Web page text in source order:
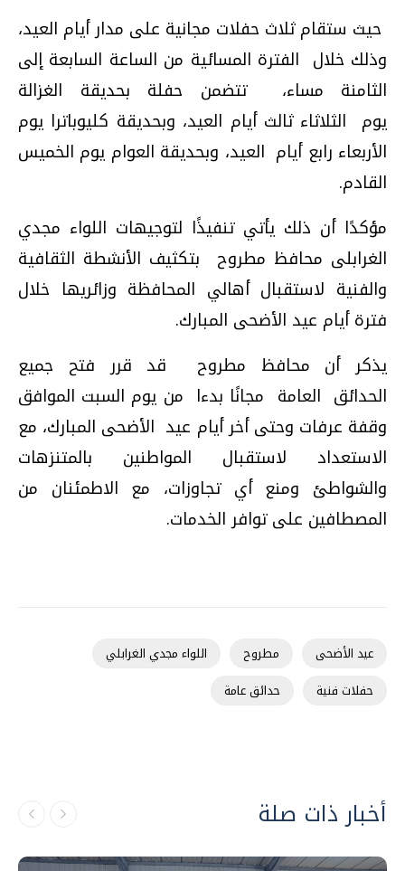
حيث ستقام ثلاث حفلات مجانية على مدار أيام العيد،
وذلك خلال الفترة المسائية من الساعة السابعة إلى
الثامنة مساء، تتضمن حفلة بحديقة الغزالة
يوم الثلاثاء ثالث أيام العيد، وبحديقة كليوباترا يوم
الأربعاء رابع أيام العيد، وبحديقة العوام يوم الخميس
القادم.
مؤكدًا أن ذلك يأتي تنفيذًا لتوجيهات اللواء مجدي
الغرابلى محافظ مطروح بتكثيف الأنشطة الثقافية
والفنية لاستقبال أهالي المحافظة وزائريها خلال
فترة أيام عيد الأضحى المبارك.
يذكر أن محافظ مطروح قد قرر فتح جميع
الحدائق العامة مجانًا بدءا من يوم السبت الموافق
وقفة عرفات وحتى أخر أيام عيد الأضحى المبارك، مع
الاستعداد لاستقبال المواطنين بالمتنزهات
والشواطئ ومنع أي تجاوزات، مع الاطمئنان من
المصطافين على توافر الخدمات.
عيد الأضحى مطروح
اللواء مجدي الغرابلي
حفلات فنية
حدائق عامة
أخبار ذات صلة